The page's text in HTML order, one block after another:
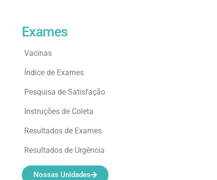
Exames
Vacinas
Índice de Exames
Pesquisa de Satisfação
Instruções de Coleta
Resultados de Exames
Resultados de Urgência
Nossas Unidades